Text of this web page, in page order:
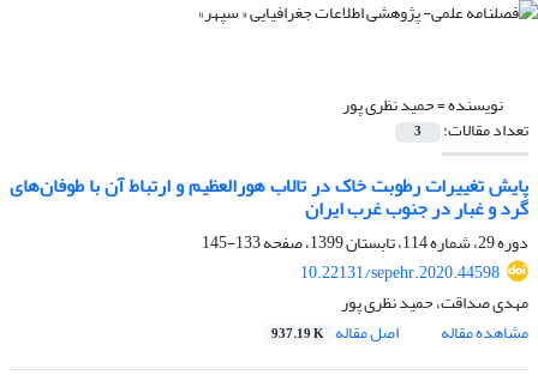
نویسنده =حمید نظری پور
تعداد مقالات: 3
پایش تغییرات رطوبت خاک در تالاب هورالعظیم و ارتباط آن با طوفان‌های
گرد و غبار در جنوب غرب ایران
دوره 29، شماره 114، تابستان 1399، صفحه
133-145
10.22131/sepehr.2020.44598
مهدی صداقت، حمید نظری پور
مشاهده مقاله
اصل مقاله 937.19 K